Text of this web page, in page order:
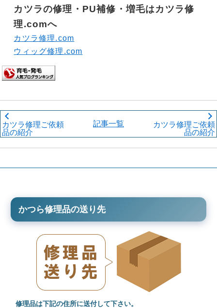
カツラの修理・PU補修・増毛はカツラ修
理.comへ
カツラ修理.com
ウィッグ修理.com
カツラ修理ご依頼
品の紹介
記事一覧
カツラ修理ご依頼
品の紹介
かつら修理品の送り先
修理品は下記の住所に送付して下さい。